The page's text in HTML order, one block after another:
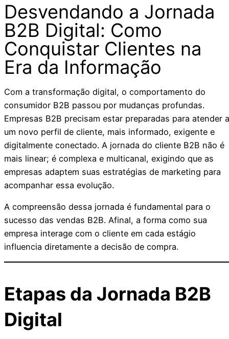
Desvendando a Jornada
B2B Digital: Como
Conquistar Clientes na
Era da Informação
Com a transformação digital, o comportamento do
consumidor B2B passou por mudanças profundas.
Empresas B2B precisam estar preparadas para atender a
um novo perfil de cliente, mais informado, exigente e
digitalmente conectado. A jornada do cliente B2B não é
mais linear; é complexa e multicanal, exigindo que as
empresas adaptem suas estratégias de marketing para
acompanhar essa evolução.
A compreensão dessa jornada é fundamental para o
sucesso das vendas B2B. Afinal, a forma como sua
empresa interage com o cliente em cada estágio
influencia diretamente a decisão de compra.
Etapas da Jornada B2B
Digital